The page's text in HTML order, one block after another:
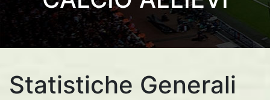
Statistiche Generali